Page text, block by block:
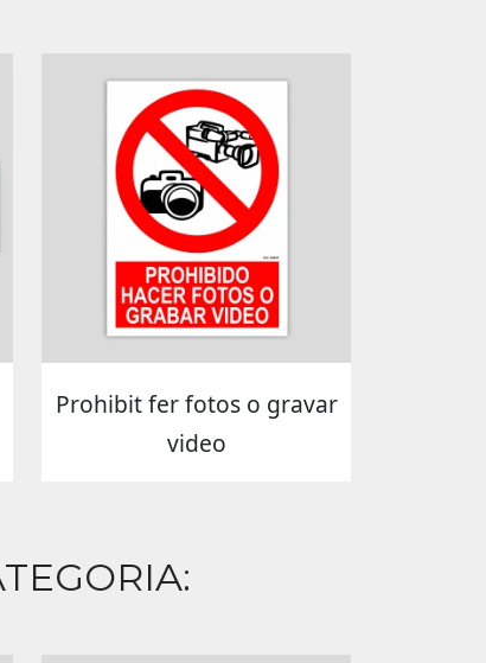
Prohibit fer fotos o gravar
video